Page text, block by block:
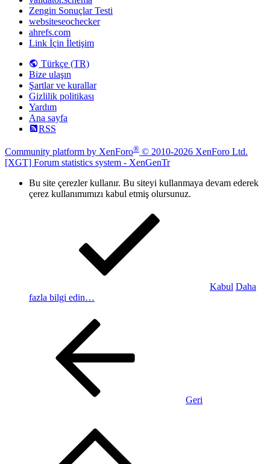
Zengin Sonuçlar Testi
websiteseochecker
ahrefs.com
Link İçin İletişim
Türkçe (TR)
Bize ulaşın
Şartlar ve kurallar
Gizlilik politikası
Yardım
Ana sayfa
RSS
Community platform by XenForo® © 2010-2026 XenForo Ltd.
[XGT] Forum statistics system - XenGenTr
Bu site çerezler kullanır. Bu siteyi kullanmaya devam ederek
çerez kullanımımızı kabul etmiş olursunuz.
Kabul Daha
fazla bilgi edin…
Geri